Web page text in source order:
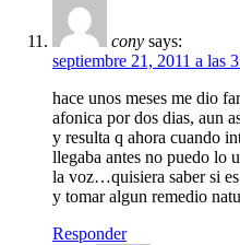
cony says:
septiembre 21, 2011 a las
hace unos meses me dio
afonica por dos dias, aun
y resulta q ahora cuando
llegaba antes no puedo lo
la voz…quisiera saber si
y tomar algun remedio
Responder